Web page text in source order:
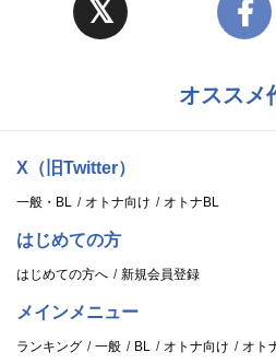
オススメ
X（旧Twitter）
一般・BL オトナ向け オトナBL
はじめての方
はじめての方へ 新規会員登録
メインメニュー
ランキング 一般 BL オトナ向け オト